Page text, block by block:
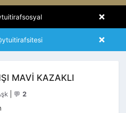
×
×
MAVI KAZAKLI
💬 2